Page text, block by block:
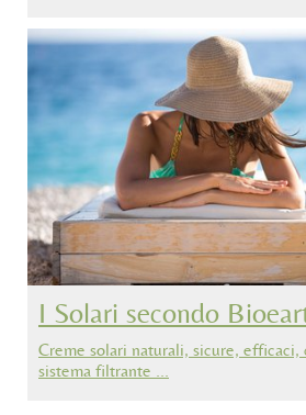
I Solari secondo
Creme solari naturali, sicure, efficaci,
sistema filtrante …